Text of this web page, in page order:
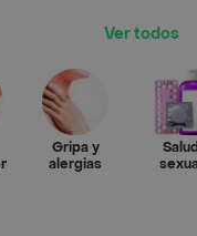
Ver todos
Gripa y
alergias